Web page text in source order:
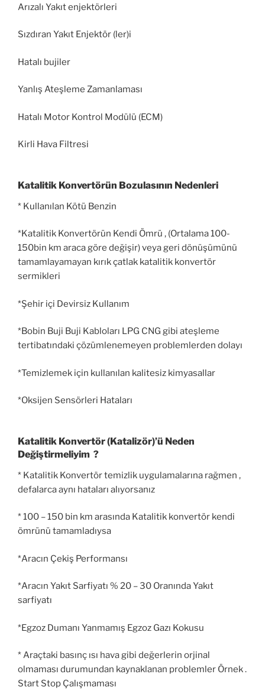
Arızalı Yakıt enjektörleri
Sızdıran Yakıt Enjektör (ler)i
Hatalı bujiler
Yanlış Ateşleme Zamanlaması
Hatalı Motor Kontrol Modülü (ECM)
Kirli Hava Filtresi
Katalitik Konvertörün Bozulasının Nedenleri
* Kullanılan Kötü Benzin
*Katalitik Konvertörün Kendi Ömrü , (Ortalama 100-
150bin km araca göre değişir) veya geri dönüşümünü
tamamlayamayan kırık çatlak katalitik konvertör
sermikleri
*Şehir içi Devirsiz Kullanım
*Bobin Buji Buji Kabloları LPG CNG gibi ateşleme
tertibatındaki çözümlenemeyen problemlerden dolayı
*Temizlemek için kullanılan kalitesiz kimyasallar
*Oksijen Sensörleri Hataları
Katalitik Konvertör (Katalizör)’ü Neden
Değiştirmeliyim ?
* Katalitik Konvertör temizlik uygulamalarına rağmen ,
defalarca aynı hataları alıyorsanız
* 100 – 150 bin km arasında Katalitik konvertör kendi
ömrünü tamamladıysa
*Aracın Çekiş Performansı
*Aracın Yakıt Sarfiyatı % 20 – 30 Oranında Yakıt
sarfiyatı
*Egzoz Dumanı Yanmamış Egzoz Gazı Kokusu
* Araçtaki basınç ısı hava gibi değerlerin orjinal
olmaması durumundan kaynaklanan problemler Örnek .
Start Stop Çalışmaması